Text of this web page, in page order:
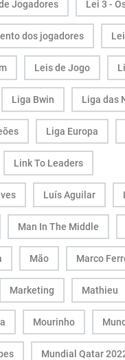
Jogadores Lei 3 -
dos jogadores
Leis de Jogo
Liga Bwin Liga das
Liga Europa
Link To Leaders
Luís Aguilar
Man In The Middle
Mão Marco
Marketing Mathieu
Mourinho
Mundial Qatar